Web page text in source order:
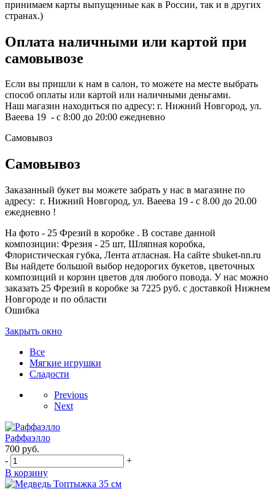
принимаем карты выпущенные как в России, так и в других
странах.)
Оплата наличными или картой при
самовывозе
Если вы пришли к нам в салон, то можете на месте выбрать
способ оплаты или картой или наличными деньгами.
Наш магазин находиться по адресу: г. Нижний Новгород, ул.
Ваеева 19 - с 8:00 до 20:00 ежедневно
Самовывоз
Самовывоз
Заказанный букет вы можете забрать у нас в магазине по
адресу: г. Нижний Новгород, ул. Ваеева 19 - с 8.00 до 20.00
ежедневно !
На фото - 25 Фрезий в коробке . В составе данной
композиции: Фрезия - 25 шт, Шляпная коробка,
Флористическая губка, Лента атласная. На сайте sbuket-nn.ru
Вы найдете большой выбор недорогих букетов, цветочных
композиций и корзин цветов для любого повода. У нас можно
заказать 25 Фрезий в коробке за 7225 руб. с доставкой Нижнем
Новгороде и по области
Ошибка
Закрыть окно
Все
Мягкие игрушки
Сладости
Previous
Next
Раффаэлло
700 руб.
-
+
В корзину